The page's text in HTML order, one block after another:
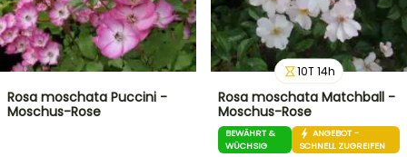
Rosa moschata Puccini -
Moschus-Rose
10T14h
Rosa moschata Matchball -
Moschus-Rose
BEWÄHRT &
WÜCHSIG
ANGEBOT -
SCHNELL ZUGREIFEN